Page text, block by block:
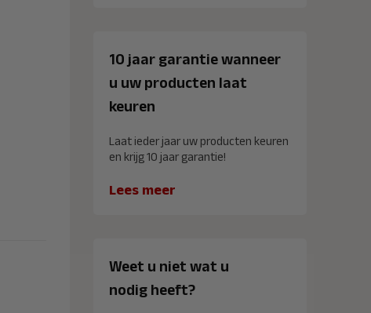
10 jaar garantie wanneer
u uw producten laat
keuren
Laat ieder jaar uw producten keuren
en krijg 10 jaar garantie!
Lees meer
Weet u niet wat u
nodig heeft?